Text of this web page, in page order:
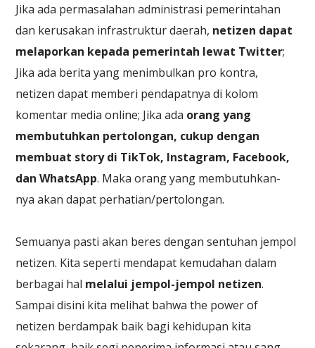
Jika ada permasalahan administrasi pemerintahan
dan kerusakan infrastruktur daerah, netizen dapat
melaporkan kepada pemerintah lewat Twitter;
Jika ada berita yang menimbulkan pro kontra,
netizen dapat memberi pendapatnya di kolom
komentar media online; Jika ada orang yang
membutuhkan pertolongan, cukup dengan
membuat story di TikTok, Instagram, Facebook,
dan WhatsApp. Maka orang yang membutuhkan-
nya akan dapat perhatian/pertolongan.
Semuanya pasti akan beres dengan sentuhan jempol
netizen. Kita seperti mendapat kemudahan dalam
berbagai hal melalui jempol-jempol netizen.
Sampai disini kita melihat bahwa the power of
netizen berdampak baik bagi kehidupan kita